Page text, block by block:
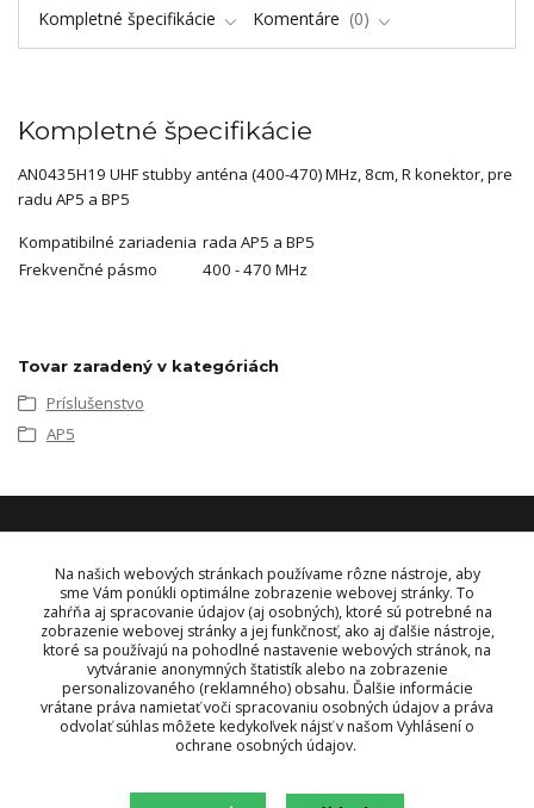
Kompletné špecifikácie Komentáre 0
Kompletné špecifikácie
AN0435H19 UHF stubby anténa (400-470) MHz, 8cm, R konektor, pre
radu AP5 a BP5
Kompatibilné zariadenia rada AP5 a BP5
Frekvenčné pásmo
400 - 470 MHz
Tovar zaradený v kategóriách
Príslušenstvo
AP5
KONTAKT
OBJEDNÁVKY A INFORMÁCIE
+421 948 229 224
info@vysielacky.com
Na našich webových stránkach používame rôzne nástroje, aby
sme Vám ponúkli optimálne zobrazenie webovej stránky. To
zahŕňa aj spracovanie údajov (aj osobných), ktoré sú potrebné na
zobrazenie webovej stránky a jej funkčnosť, ako aj ďalšie nástroje,
ktoré sa používajú na pohodlné nastavenie webových stránok, na
vytváranie anonymných štatistík alebo na zobrazenie
personalizovaného (reklamného) obsahu. Ďalšie informácie
vrátane práva namietať voči spracovaniu osobných údajov a práva
odvolať súhlas môžete kedykoľvek nájsť v našom Vyhlásení o
ochrane osobných údajov.